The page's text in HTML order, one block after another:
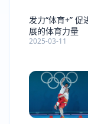
发力“体育+”
展的体育力量
2025-03-11